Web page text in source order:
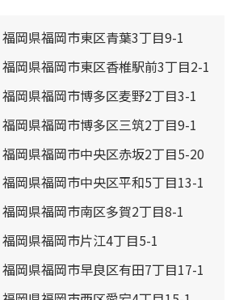
岡県福岡市東区青葉3丁目9-1
岡県福岡市東区香椎駅前3丁目2-1
岡県福岡市博多区麦野2丁目3-1
岡県福岡市博多区三筑2丁目9-1
岡県福岡市中央区赤坂2丁目5-20
岡県福岡市中央区平和5丁目13-1
岡県福岡市南区多賀2丁目8-1
岡県福岡市片江4丁目5-1
岡県福岡市早良区有田7丁目17-1